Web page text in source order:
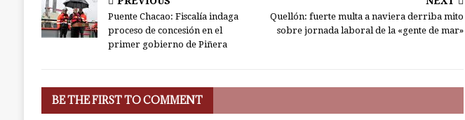
Puente Chacao: Fiscalía indaga
proceso de concesión en el
primer gobierno de Piñera
Quellón: fuerte multa a naviera derriba mito
sobre jornada laboral de la «gente de mar»
BE THE FIRST TO COMMENT